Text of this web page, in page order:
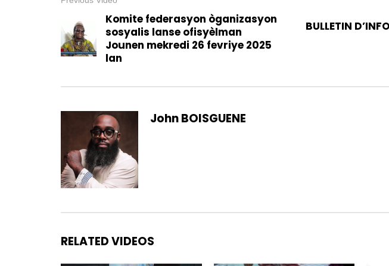
Komite federasyon òganizasyon
sosyalis lanse ofisyèlman
Jounen mekredi 26 fevriye 2025
lan
BULLETIN
John BOISGUENE
RELATED VIDEOS